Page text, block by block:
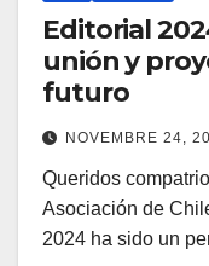
Editorial
unión y
futuro
NOVEMBRE 24,
Queridos
Asociación de
2024 ha sido un